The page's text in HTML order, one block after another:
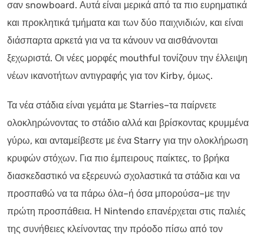
σαν snowboard. Αυτά είναι μερικά από τα πιο ευρηματικά
και προκλητικά τμήματα και των δύο παιχνιδιών, και είναι
διάσπαρτα αρκετά για να τα κάνουν να αισθάνονται
ξεχωριστά. Οι νέες μορφές mouthful τονίζουν την έλλειψη
νέων ικανοτήτων αντιγραφής για τον Kirby, όμως.
Τα νέα στάδια είναι γεμάτα με Starries–τα παίρνετε
ολοκληρώνοντας το στάδιο αλλά και βρίσκοντας κρυμμένα
γύρω, και ανταμείβεστε με ένα Starry για την ολοκλήρωση
κρυφών στόχων. Για πιο έμπειρους παίκτες, το βρήκα
διασκεδαστικό να εξερευνώ σχολαστικά τα στάδια και να
προσπαθώ να τα πάρω όλα–ή όσα μπορούσα–με την
πρώτη προσπάθεια. Η Nintendo επανέρχεται στις παλιές
της συνήθειες κλείνοντας την πρόοδο πίσω από τον